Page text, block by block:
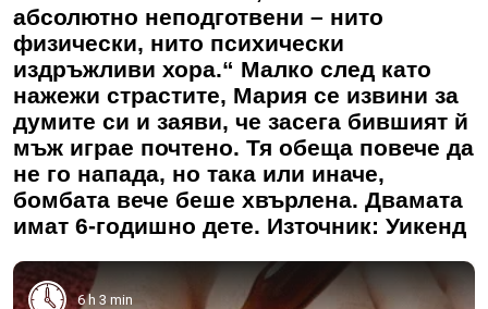
абсолютно неподготвени – нито
физически, нито психически
издръжливи хора.“ Малко след като
нажежи страстите, Мария се извини за
думите си и заяви, че засега бившият й
мъж играе почтено. Тя обеща повече да
не го напада, но така или иначе,
бомбата вече беше хвърлена. Двамата
имат 6-годишно дете. Източник: Уикенд
6 h 3 min